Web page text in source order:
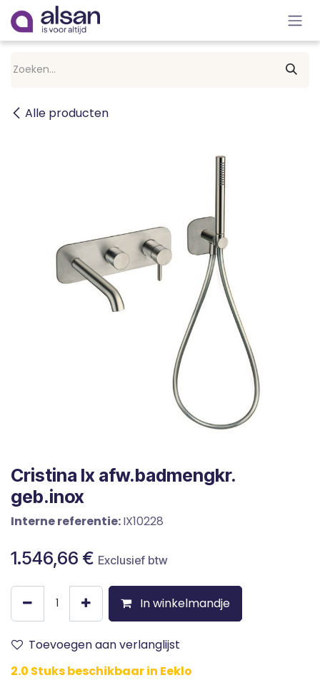
Overslaan naar inhoud
Alle producten
Cristina Ix afw.badmengkr.
geb.inox
Interne referentie:IX10228
1.546,66 € Exclusief btw
In winkelmandje
Toevoegen aan verlanglijst
2.0 Stuks beschikbaar in Eeklo